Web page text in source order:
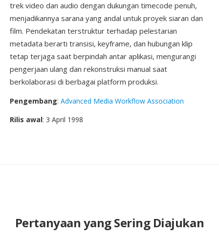
trek video dan audio dengan dukungan timecode penuh,
menjadikannya sarana yang andal untuk proyek siaran dan
film. Pendekatan terstruktur terhadap pelestarian
metadata berarti transisi, keyframe, dan hubungan klip
tetap terjaga saat berpindah antar aplikasi, mengurangi
pengerjaan ulang dan rekonstruksi manual saat
berkolaborasi di berbagai platform produksi.
Pengembang: Advanced Media Workflow Association
Rilis awal: 3 April 1998
Pertanyaan yang Sering Diajukan